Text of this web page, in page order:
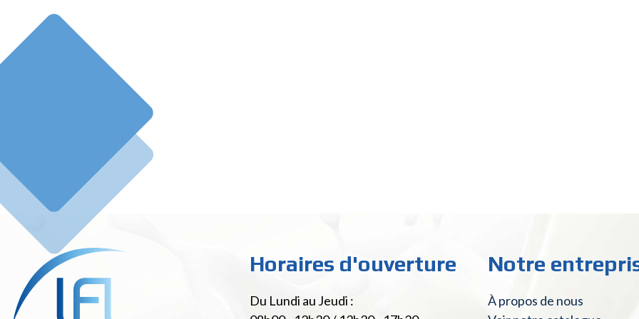
Horaires d'ouverture
Du Lundi au Jeudi :
Notre
À propos de nous